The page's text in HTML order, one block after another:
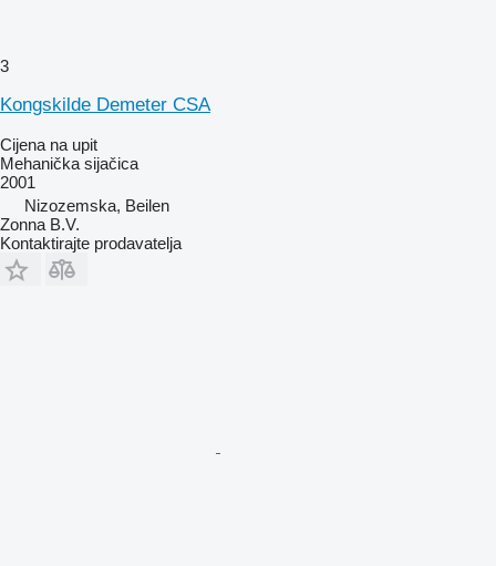
3
Kongskilde Demeter CSA
Cijena na upit
Mehanička sijačica
2001
Nizozemska, Beilen
Zonna B.V.
Kontaktirajte prodavatelja